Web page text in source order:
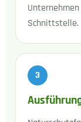
Schnittstelle.